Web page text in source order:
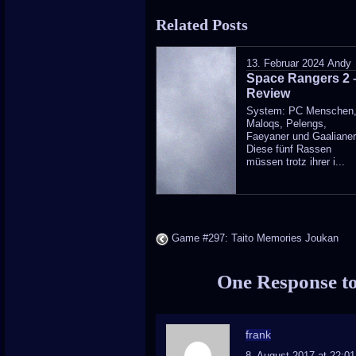
in
Related Posts
13. Februar 2024 Andy
Space Rangers 2
Review
System: PC
Maloqs, Pelengs,
Faeyaner und
Diese fünf Rassen
müssen trotz ihrer i...
Game #297: Taito Memories Joukan
One Response
frank